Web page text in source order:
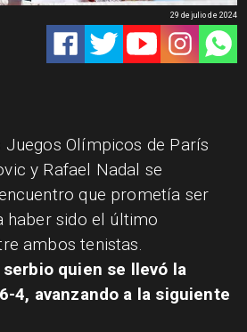
29 de julio de 2024
Olímpicos de París
y Rafael Nadal se
que prometía ser
haber sido el último
ambos tenistas.
quien se llevó la
4, avanzando a la siguiente